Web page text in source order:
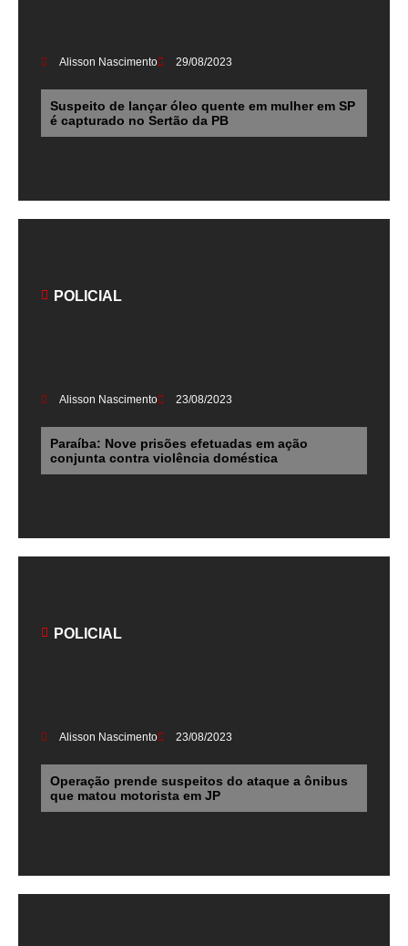
Alisson Nascimento 29/08/2023
Suspeito de lançar óleo quente em mulher em SP
é capturado no Sertão da PB
POLICIAL
Alisson Nascimento 23/08/2023
Paraíba: Nove prisões efetuadas em ação
conjunta contra violência doméstica
POLICIAL
Alisson Nascimento 23/08/2023
Operação prende suspeitos do ataque a ônibus
que matou motorista em JP